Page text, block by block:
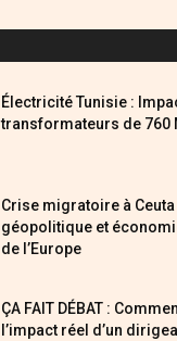
Électricité Tunisie :
transformateurs de 760
Crise migratoire à Ceuta
géopolitique et
de l’Europe
ÇA FAIT DÉBAT :
l’impact réel d’un